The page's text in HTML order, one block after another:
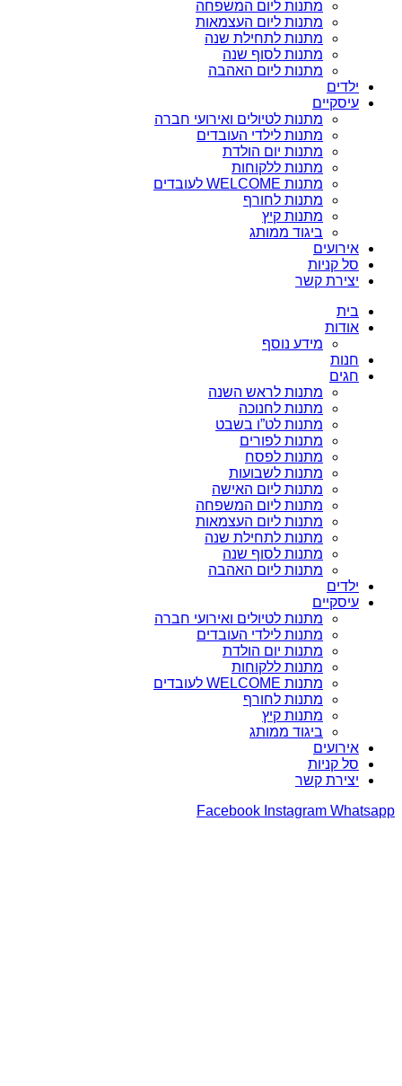
מתנות ליום המשפחה
מתנות ליום העצמאות
מתנות לתחילת שנה
מתנות לסוף שנה
מתנות ליום האהבה
ילדים
עיסקיים
מתנות לטיולים ואירועי חברה
מתנות לילדי העובדים
מתנות יום הולדת
מתנות ללקוחות
מתנות WELCOME לעובדים
מתנות לחורף
מתנות קיץ
ביגוד ממותג
אירועים
סל קניות
יצירת קשר
בית
אודות
מידע נוסף
חנות
חגים
מתנות לראש השנה
מתנות לחנוכה
מתנות לט”ו בשבט
מתנות לפורים
מתנות לפסח
מתנות לשבועות
מתנות ליום האישה
מתנות ליום המשפחה
מתנות ליום העצמאות
מתנות לתחילת שנה
מתנות לסוף שנה
מתנות ליום האהבה
ילדים
עיסקיים
מתנות לטיולים ואירועי חברה
מתנות לילדי העובדים
מתנות יום הולדת
מתנות ללקוחות
מתנות WELCOME לעובדים
מתנות לחורף
מתנות קיץ
ביגוד ממותג
אירועים
סל קניות
יצירת קשר
Facebook Instagram Whatsapp